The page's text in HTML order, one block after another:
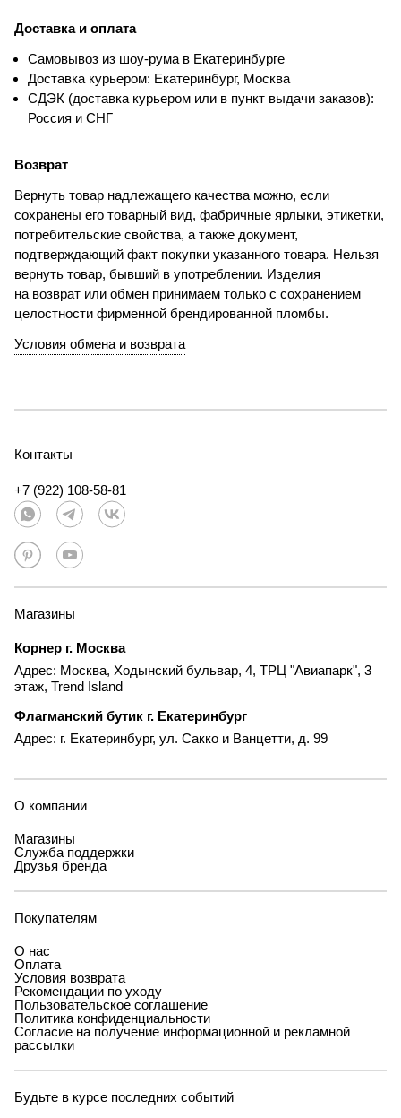
Доставка и оплата
Самовывоз из шоу-рума в Екатеринбурге
Доставка курьером: Екатеринбург, Москва
СДЭК (доставка курьером или в пункт выдачи заказов):
Россия и СНГ
Возврат
Вернуть товар надлежащего качества можно, если
сохранены его товарный вид, фабричные ярлыки, этикетки,
потребительские свойства, а также документ,
подтверждающий факт покупки указанного товара. Нельзя
вернуть товар, бывший в употреблении. Изделия
на возврат или обмен принимаем только с сохранением
целостности фирменной брендированной пломбы.
Условия обмена и возврата
Контакты
+7 (922) 108-58-81
Магазины
Корнер г. Москва
Адрес: Москва, Ходынский бульвар, 4, ТРЦ "Авиапарк", 3
этаж, Trend Island
Флагманский бутик г. Екатеринбург
Адрес: г. Екатеринбург, ул. Сакко и Ванцетти, д. 99
О компании
Магазины
Служба поддержки
Друзья бренда
Покупателям
О нас
Оплата
Условия возврата
Рекомендации по уходу
Пользовательское соглашение
Политика конфиденциальности
Согласие на получение информационной и рекламной
рассылки
Будьте в курсе последних событий